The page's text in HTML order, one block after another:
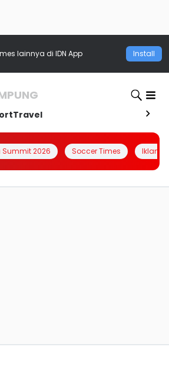
lainnya di IDN App Install
Travel
2026 Soccer Times Iklanin